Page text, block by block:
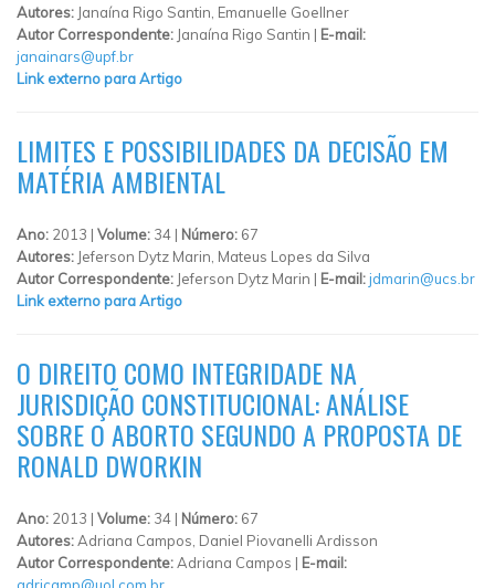
Autores: Janaína Rigo Santin, Emanuelle Goellner
Autor Correspondente: Janaína Rigo Santin | E-mail:
janainars@upf.br
Link externo para Artigo
LIMITES E POSSIBILIDADES DA DECISÃO EM
MATÉRIA AMBIENTAL
Ano: 2013 | Volume: 34 | Número: 67
Autores: Jeferson Dytz Marin, Mateus Lopes da Silva
Autor Correspondente: Jeferson Dytz Marin | E-mail:jdmarin@ucs.br
Link externo para Artigo
O DIREITO COMO INTEGRIDADE NA
JURISDIÇÃO CONSTITUCIONAL: ANÁLISE
SOBRE O ABORTO SEGUNDO A PROPOSTA DE
RONALD DWORKIN
Ano: 2013 | Volume: 34 | Número: 67
Autores:Adriana Campos, Daniel Piovanelli Ardisson
Autor Correspondente:Adriana Campos | E-mail:
adricamp@uol.com.br